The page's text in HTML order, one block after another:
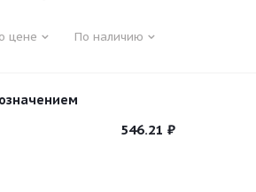
цене По наличию
546.21 ₽